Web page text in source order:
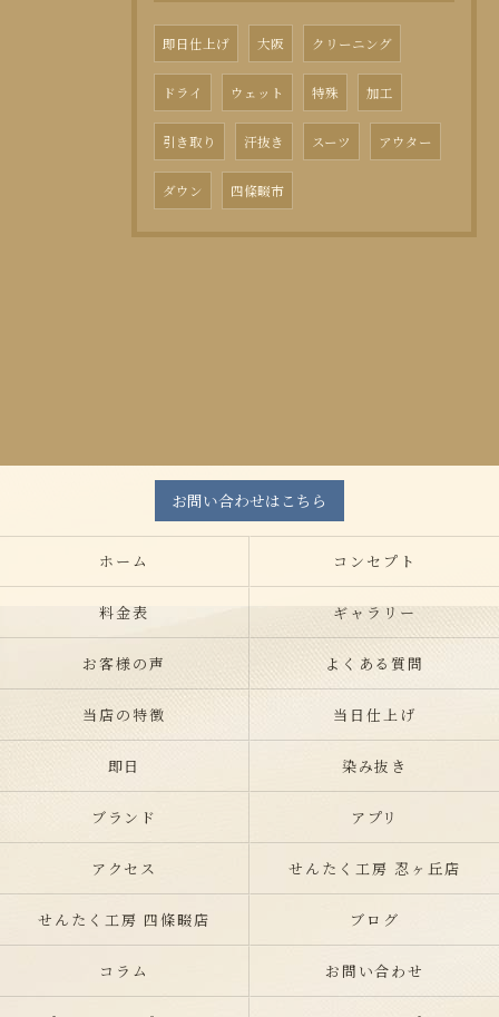
即日仕上げ 大阪 クリーニング
ドライ ウェット 特殊 加工
引き取り 汗抜き スーツ アウター
ダウン 四條畷市
お問い合わせはこちら
ホーム コンセプト
料金表 ギャラリー
お客様の声 よくある質問
当店の特徴 当日仕上げ
即日 染み抜き
ブランド アプリ
アクセス せんたく工房 忍ヶ丘店
せんたく工房 四條畷店 ブログ
コラム お問い合わせ